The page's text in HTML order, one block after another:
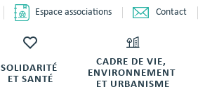
Espace associations Contact
SOLIDARITÉ
ET SANTÉ
CADRE DE VIE,
ENVIRONNEMENT
ET URBANISME